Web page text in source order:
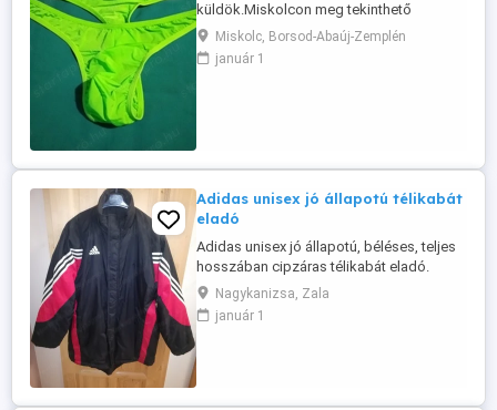
küldök.Miskolcon meg tekinthető
átvehető személyesen.Nem postázom
autómatázok vagy viszem sehova.Csak
személyes átvétel lehetséges.Nézd még a
Miskolc, Borsod-Abaúj-Zemplén
január 1
Adidas unisex jó állapotú télikabát
eladó
Adidas unisex jó állapotú, béléses, teljes
hosszában cipzáras télikabát eladó.
Méret: 42-44. Kb. 185-190 cm magas
embereknek ideális méret. Anyaga: 100 %
polyamid. Ár: 10000 Ft. Átvehető
Nagykanizsa, Zala
január 1